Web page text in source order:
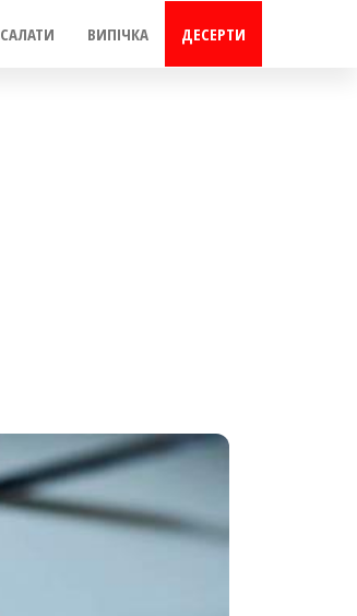
САЛАТИ ВИПІЧКА ДЕСЕРТИ